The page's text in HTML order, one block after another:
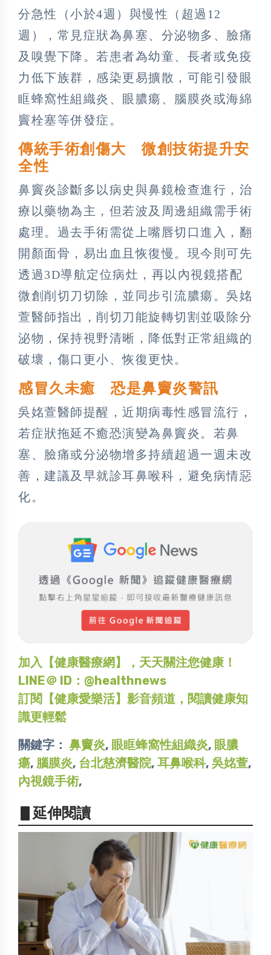
分急性（小於4週）與慢性（超過12
週），常見症狀為鼻塞、分泌物多、臉痛
及嗅覺下降。若患者為幼童、長者或免疫
力低下族群，感染更易擴散，可能引發眼
眶蜂窩性組織炎、眼膿瘍、腦膜炎或海綿
竇栓塞等併發症。
傳統手術創傷大 微創技術提升安
全性
鼻竇炎診斷多以病史與鼻鏡檢查進行，治
療以藥物為主，但若波及周邊組織需手術
處理。過去手術需從上嘴唇切口進入，翻
開顏面骨，易出血且恢復慢。現今則可先
透過3D導航定位病灶，再以內視鏡搭配
微創削切刀切除，並同步引流膿瘍。吳姳
萱醫師指出，削切刀能旋轉切割並吸除分
泌物，保持視野清晰，降低對正常組織的
破壞，傷口更小、恢復更快。
感冒久未癒 恐是鼻竇炎警訊
吳姳萱醫師提醒，近期病毒性感冒流行，
若症狀拖延不癒恐演變為鼻竇炎。若鼻
塞、臉痛或分泌物增多持續超過一週未改
善，建議及早就診耳鼻喉科，避免病情惡
化。
加入【健康醫療網】，天天關注您健康！
LINE＠ ID：@healthnews
訂閱【健康愛樂活】影音頻道，閱讀健康知
識更輕鬆
關鍵字： 鼻竇炎, 眼眶蜂窩性組織炎, 眼膿
瘍, 腦膜炎, 台北慈濟醫院, 耳鼻喉科, 吳姳萱,
內視鏡手術,
▋延伸閱讀